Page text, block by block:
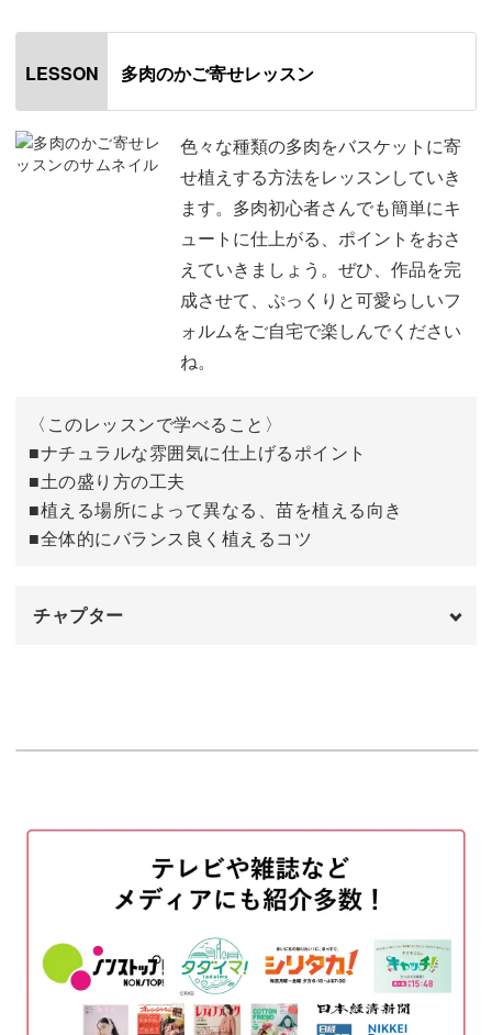
そんな多肉植物の専門家のアドバイスに沿って植えていけ
ば、
ナチュラルで大人っぽい雰囲気のかご寄せが完成します。
一度作り方のコツをマスターすれば、アレンジも自由自
お好きな種類や色合いの多肉を使って、オリジナルの寄せ
植えを作ってみてくださいね。
LESSON 多肉のかご寄せレッスン
色々な種類の多肉をバスケットに寄
せ植えする方法をレッスンしていき
ます。多肉初心者さんでも簡単にキ
ュートに仕上がる、ポイントをおさ
えていきましょう。ぜひ、作品を完
成させて、ぷっくりと可愛らしいフ
ォルムをご自宅で楽しんでください
ね。
〈このレッスンで学べること〉
■ナチュラルな雰囲気に仕上げるポイント
■土の盛り方の工夫
■植える場所によって異なる、苗を植える向き
■全体的にバランス良く植えるコツ
チャプター
メインの苗から順番に植える
隙間にセダムを敷き詰める
まとめ 36:20